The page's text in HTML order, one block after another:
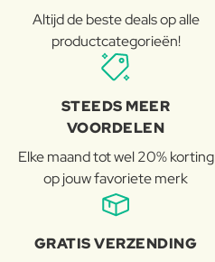
Altijd de beste deals op alle
productcategorieën!
STEEDS MEER
VOORDELEN
Elke maand tot wel 20% korting
op jouw favoriete merk
GRATIS VERZENDING